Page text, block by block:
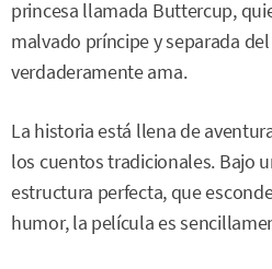
princesa llamada Buttercup,
malvado príncipe y separada
verdaderamente ama.
La historia está llena de
los cuentos tradicionales. Bajo
estructura perfecta, que
humor, la película es